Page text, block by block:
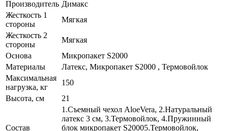
Производитель Димакс
Жесткость 1
стороны
Мягкая
Жесткость 2
стороны
Мягкая
Основа
Микропакет S2000
Материалы
Латекс, Микропакет S2000 , Термовойлок
Максимальная
нагрузка, кг
150
Высота, см
21
Состав
1.Съемный чехол AloeVera, 2.Натуральный
латекс 3 см, 3.Термовойлок, 4.Пружинный
блок микропакет S20005.Термовойлок,